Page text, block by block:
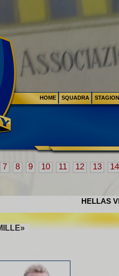
7 8 9 10 11 12 13 14
HELLAS
HOME SQUADRA